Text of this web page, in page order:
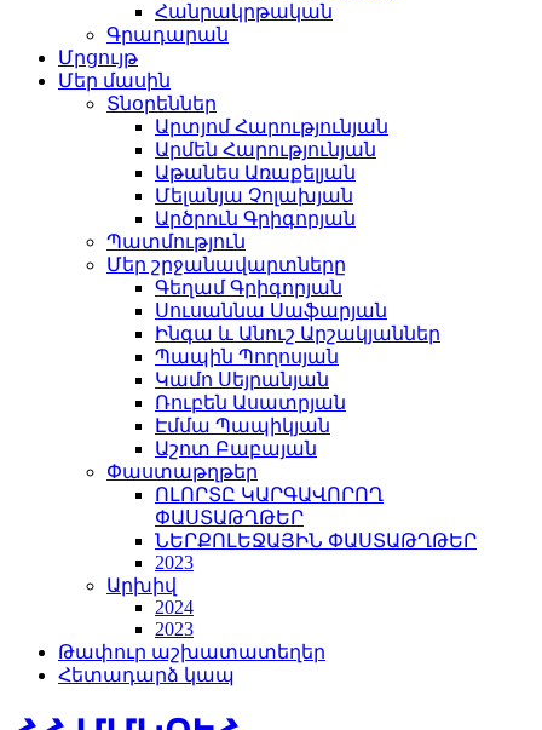
Հանրակրթական
Գրադարան
Մրցույթ
Մեր մասին
Տնօրեններ
Արտյոմ Հարությունյան
Արմեն Հարությունյան
Աթանես Առաքելյան
Մելանյա Չոլախյան
Արծրուն Գրիգորյան
Պատմություն
Մեր շրջանավարտները
Գեղամ Գրիգորյան
Սուսաննա Սաֆարյան
Ինգա և Անուշ Արշակյաններ
Պապին Պողոսյան
Կամո Սեյրանյան
Ռուբեն Ասատրյան
Էմմա Պապիկյան
Աշոտ Բաբայան
Փաստաթղթեր
ՈԼՈՐՏԸ ԿԱՐԳԱՎՈՐՈՂ
ՓԱՍՏԱԹՂԹԵՐ
ՆԵՐՔՈԼԵՋԱՅԻՆ ՓԱՍՏԱԹՂԹԵՐ
2023
Արխիվ
2024
2023
Թափուր աշխատատեղեր
Հետադարձ կապ